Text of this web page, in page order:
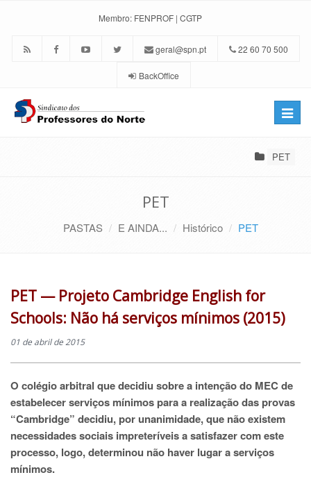
Membro: FENPROF | CGTP
geral@spn.pt 22 60 70 500
BackOffice
Toggle
PET
PET
PASTAS E AINDA... Histórico PET
PET — Projeto Cambridge English for
Schools: Não há serviços mínimos (2015)
01 de abril de 2015
O colégio arbitral que decidiu sobre a intenção do MEC de
estabelecer serviços mínimos para a realização das provas
“Cambridge” decidiu, por unanimidade, que não existem
necessidades sociais impreteríveis a satisfazer com este
processo, logo, determinou não haver lugar a serviços
mínimos.